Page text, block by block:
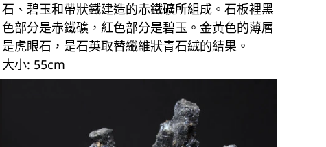
石、碧玉和帶狀鐵建造的赤鐵礦所組成。石板裡黑
色部分是赤鐵礦，紅色部分是碧玉。金黃色的薄層
是虎眼石，是石英取替纖維狀青石絨的結果。
大小: 55cm